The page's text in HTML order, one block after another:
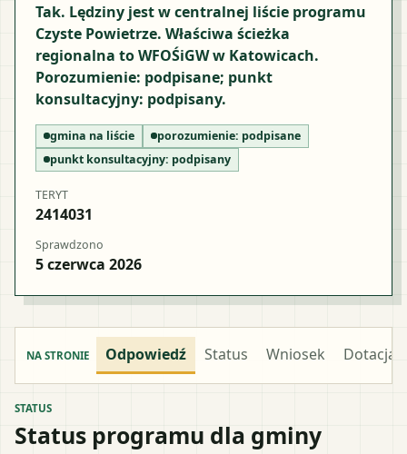
Tak. Lędziny jest w centralnej liście programu
Czyste Powietrze. Właściwa ścieżka
regionalna to WFOŚiGW w Katowicach.
Porozumienie: podpisane; punkt
konsultacyjny: podpisany.
gmina na liście porozumienie: podpisane
punkt konsultacyjny: podpisany
TERYT
2414031
Sprawdzono
5 czerwca 2026
NA STRONIE Odpowiedź Status Wniosek Dotacja
STATUS
Status programu dla gminy